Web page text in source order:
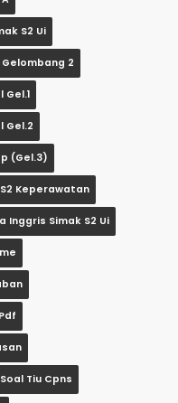
S2 Ui
Gelombang 2
Gel.2
(gel.3)
Keperawatan
Inggris Simak S2 Ui
Soal Tiu Cpns